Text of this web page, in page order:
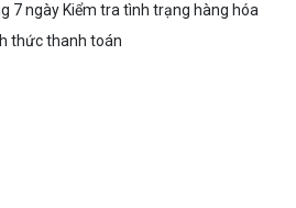
7 ngày Kiểm tra tình trạng hàng hóa
thức thanh toán